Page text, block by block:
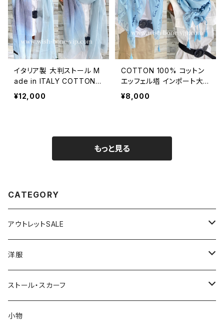
イタリア製 大判ストール M
ade in ITALY COTTON 1
00% コットン｜ロングスト
ール・心地よい肌触りのスカ
¥12,000
COTTON 100% コットン
エッフェル塔 インポート大
判ストール ・心地よい肌触
りのスカーフ/ブルー＆ネイ
¥8,000
もっと見る
CATEGORY
アウトレットSALE
1000円
2000円
3000円
洋服
インポートワンピース
ロング・マキシ
トップス・カーディガン・アウター
ストール・スカーフ
大判ストール・ロングスカーフ
小物